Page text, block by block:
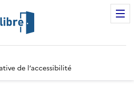
de l’accessibilité